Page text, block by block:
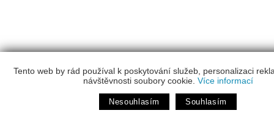
Tento web by rád používal k poskytování služeb, personalizaci
návštěvnosti soubory cookie. Více informací
Nesouhlasím Souhlasím